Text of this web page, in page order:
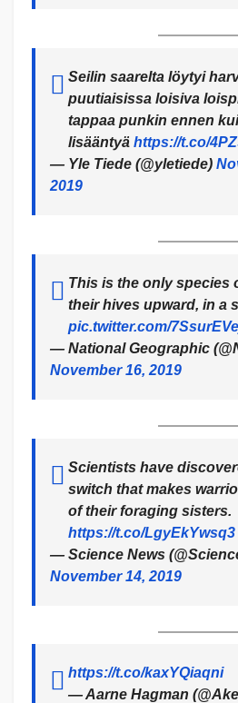
Seilin saarelta löytyi
puutiaisissa loisiva
tappaa punkin ennen
lisääntyä https://t.co/
— Yle Tiede (@yletiede)
2019
This is the only species
their hives upward, in a
pic.twitter.com/
— National Geographic
November 16, 2019
Scientists have
switch that makes
of their foraging sisters.
https://t.co/LgyEkYwsq3
— Science News
November 14, 2019
https://t.co/kaxYQiaqni
— Aarne Hagman